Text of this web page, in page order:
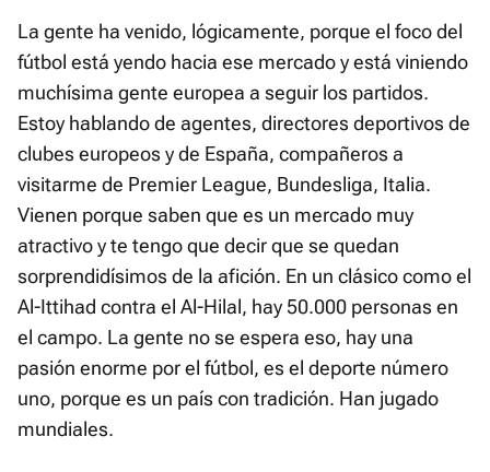
La gente ha venido, lógicamente, porque el foco del
fútbol está yendo hacia ese mercado y está viniendo
muchísima gente europea a seguir los partidos.
Estoy hablando de agentes, directores deportivos de
clubes europeos y de España, compañeros a
visitarme de Premier League, Bundesliga, Italia.
Vienen porque saben que es un mercado muy
atractivo y te tengo que decir que se quedan
sorprendidísimos de la afición. En un clásico como el
Al-Ittihad contra el Al-Hilal, hay 50.000 personas en
el campo. La gente no se espera eso, hay una
pasión enorme por el fútbol, es el deporte número
uno, porque es un país con tradición. Han jugado
mundiales.